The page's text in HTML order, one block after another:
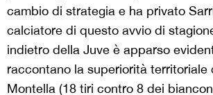
cambio di strategia e ha privato
calciatore di questo avvio di
indietro della Juve è apparso
raccontano la superiorità territoriale
Montella (18 tiri contro 8 dei